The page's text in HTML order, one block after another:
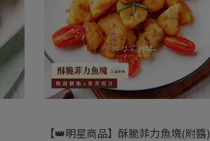
【👑明星商品】酥脆菲力魚塊(附醬)